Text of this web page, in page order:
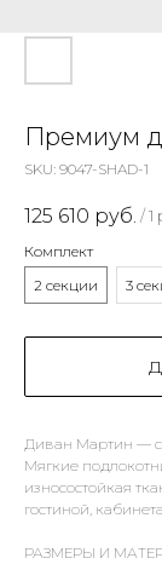
Премиум
SKU: 9047-SHAD-1
125 610 руб. / 1
Комплект
2 секции
3
Диван Мартин —
Мягкие
износостойкая
гостиной,
РАЗМЕРЫ И